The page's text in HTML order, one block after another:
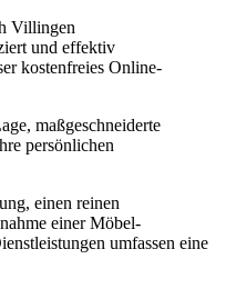
Villingen
und effektiv
kostenfreies Online-
maßgeschneiderte
persönlichen
einen reinen
einer Möbel-
umfassen eine